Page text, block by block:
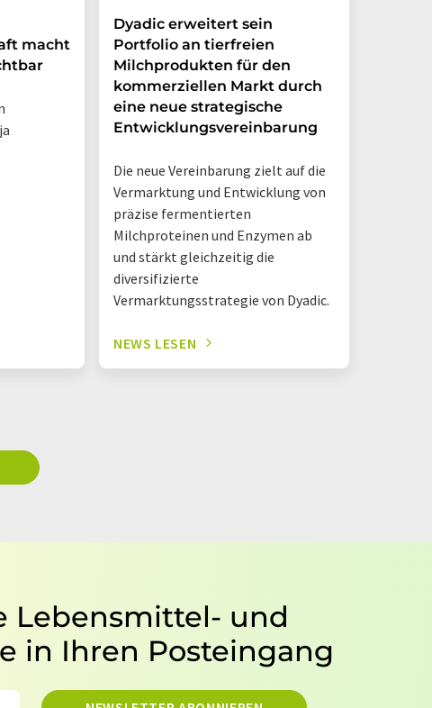
macht
Dyadic erweitert sein
Portfolio an tierfreien
Milchprodukten für den
kommerziellen Markt durch
eine neue strategische
Entwicklungsvereinbarung
Die neue Vereinbarung zielt auf die
Vermarktung und Entwicklung von
präzise fermentierten
Milchproteinen und Enzymen ab
und stärkt gleichzeitig die
diversifizierte
Vermarktungsstrategie von Dyadic.
NEWS LESEN
Lebensmittel- und
in Ihren Posteingang